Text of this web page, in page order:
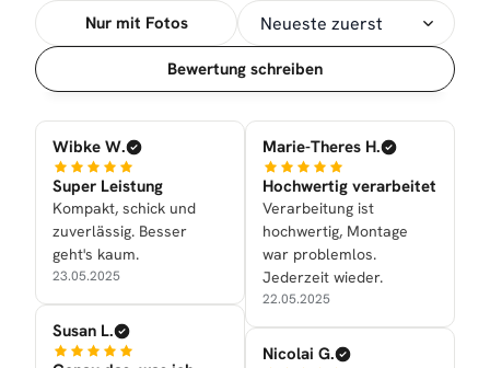
Nur mit Fotos
Sortierung
Bewertung schreiben
Wibke W.
Super Leistung
Kompakt, schick und
zuverlässig. Besser
geht's kaum.
23.05.2025
Susan L.
Marie-Theres H.
Hochwertig verarbeitet
Verarbeitung ist
hochwertig, Montage
war problemlos.
Jederzeit wieder.
22.05.2025
Nicolai G.